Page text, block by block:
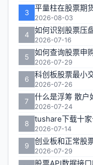
页
3 平量柱在股票期
2026-08-03
4 如何识别股票压
2026-07-16
5 如何查询股票申
2026-07-29
6 科创板股票最小
2026-07-26
7 什么是浮筹 散户
2026-07-24
8 tushare下载十
2026-07-14
9 创业板和正常股
2026-07-29